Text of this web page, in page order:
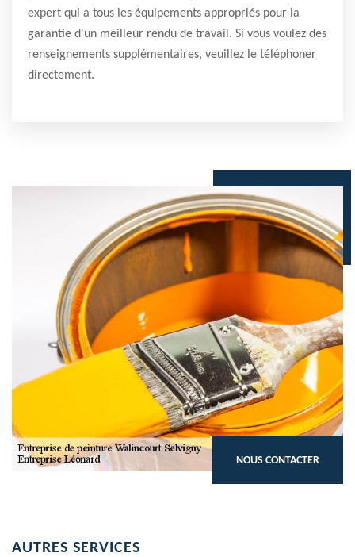
expert qui a tous les équipements appropriés pour la
garantie d'un meilleur rendu de travail. Si vous voulez des
renseignements supplémentaires, veuillez le téléphoner
directement.
NOUS CONTACTER
AUTRES SERVICES